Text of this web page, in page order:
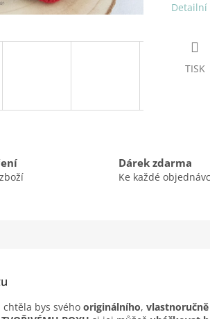
TISK
Dárek zdarma
Ke každé
chtěla bys svého originálního, vlastnoručně